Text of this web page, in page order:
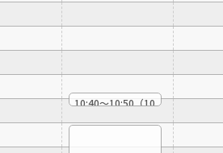
10:40〜10:50（10
ｼﾞﾑｽﾓ/かんたんス